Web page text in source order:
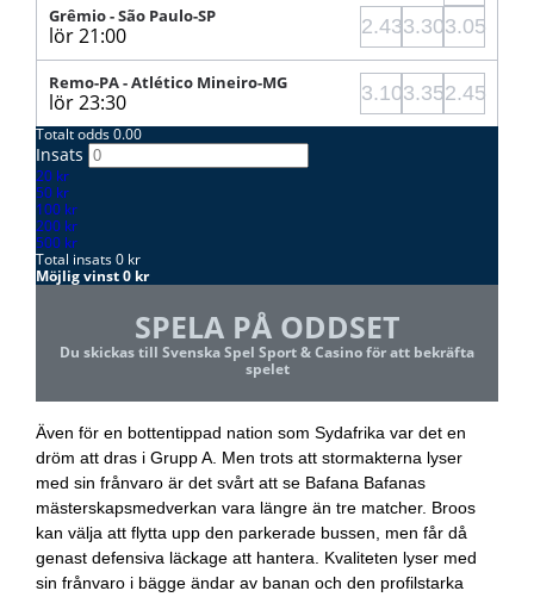
Även för en bottentippad nation som Sydafrika var det en
dröm att dras i Grupp A. Men trots att stormakterna lyser
med sin frånvaro är det svårt att se Bafana Bafanas
mästerskapsmedverkan vara längre än tre matcher. Broos
kan välja att flytta upp den parkerade bussen, men får då
genast defensiva läckage att hantera. Kvaliteten lyser med
sin frånvaro i bägge ändar av banan och den profilstarka